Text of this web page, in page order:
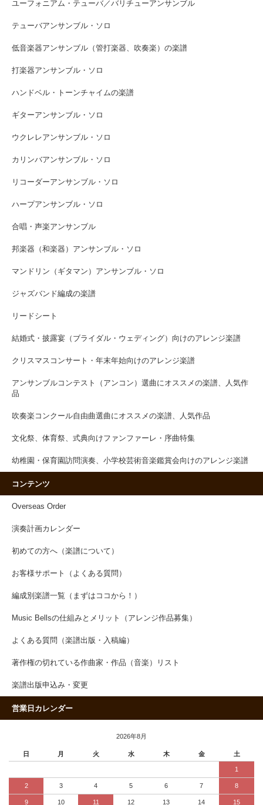
ユーフォニアム・テューバ／バリチューアンサンブル
テューバアンサンブル・ソロ
低音楽器アンサンブル（管打楽器、吹奏楽）の楽譜
打楽器アンサンブル・ソロ
ハンドベル・トーンチャイムの楽譜
ギターアンサンブル・ソロ
ウクレレアンサンブル・ソロ
カリンバアンサンブル・ソロ
リコーダーアンサンブル・ソロ
ハープアンサンブル・ソロ
合唱・声楽アンサンブル
邦楽器（和楽器）アンサンブル・ソロ
マンドリン（ギタマン）アンサンブル・ソロ
ジャズバンド編成の楽譜
リードシート
結婚式・披露宴（ブライダル・ウェディング）向けのアレンジ楽譜
クリスマスコンサート・年末年始向けのアレンジ楽譜
アンサンブルコンテスト（アンコン）選曲にオススメの楽譜、人気作
品
吹奏楽コンクール自由曲選曲にオススメの楽譜、人気作品
文化祭、体育祭、式典向けファンファーレ・序曲特集
幼稚園・保育園訪問演奏、小学校芸術音楽鑑賞会向けのアレンジ楽譜
コンテンツ
Overseas Order
演奏計画カレンダー
初めての方へ（楽譜について）
お客様サポート（よくある質問）
編成別楽譜一覧（まずはココから！）
Music Bellsの仕組みとメリット（アレンジ作品募集）
よくある質問（楽譜出版・入稿編）
著作権の切れている作曲家・作品（音楽）リスト
楽譜出版申込み・変更
営業日カレンダー
2026年8月
日 月 火 水 木 金 土
1
2 3 4 5 6 7 8
9 10 11 12 13 14 15